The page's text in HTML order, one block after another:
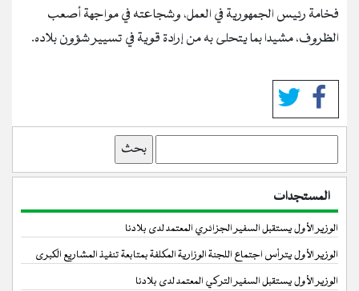
فخامة رئيس الجمهورية في العمل، وشجاعته في مواجهة أصعب
الظروف، مشيدا بما يتحلى به من إرادة قوية في تسيير شؤون بلاده.
المستجدات
الوزير الأول يستقبل السفير الجزائري المعتمد لدى بلادنا
الوزير الأول يترأس اجتماع اللجنة الوزارية المكلفة بمتابعة تنفيذ المشاريع الكبرى
الوزير الأول يستقبل السفير التركي المعتمد لدى بلادنا